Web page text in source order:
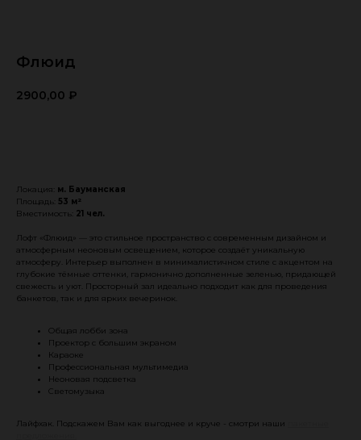
Флюид
2900,00 ₽
Локация: м. Бауманская
Площадь: 53 м²
Вместимость: 21 чел.
Лофт «Флюид» — это стильное пространство с современным дизайном и
атмосферным неоновым освещением, которое создаёт уникальную
атмосферу. Интерьер выполнен в минималистичном стиле с акцентом на
глубокие тёмные оттенки, гармонично дополненные зеленью, придающей
свежесть и уют. Просторный зал идеально подходит как для проведения
банкетов, так и для ярких вечеринок.
Общая лобби зона
Проектор с большим экраном
Караоке
Профессиональная мультимедиа
Неоновая подсветка
Светомузыка
Лайфхак. Подскажем Вам как выгоднее и круче - смотри наши